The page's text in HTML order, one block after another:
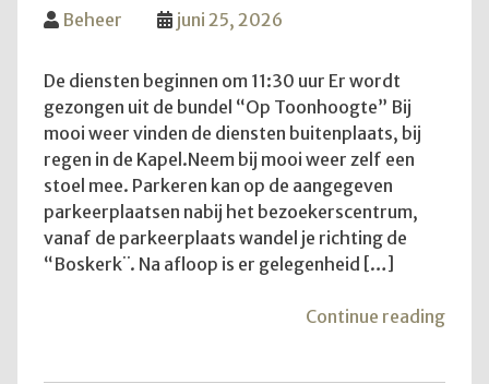
Beheer juni 25, 2026
De diensten beginnen om 11:30 uur Er wordt
gezongen uit de bundel “Op Toonhoogte” Bij
mooi weer vinden de diensten buitenplaats, bij
regen in de Kapel.Neem bij mooi weer zelf een
stoel mee. Parkeren kan op de aangegeven
parkeerplaatsen nabij het bezoekerscentrum,
vanaf de parkeerplaats wandel je richting de
“Boskerk¨. Na afloop is er gelegenheid […]
Continue reading